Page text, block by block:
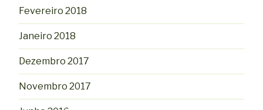
Fevereiro 2018
Janeiro 2018
Dezembro 2017
Novembro 2017